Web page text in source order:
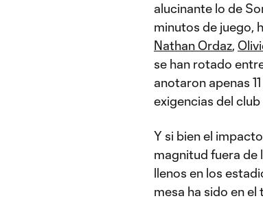
alucinante lo de
minutos de juego,
Nathan Ordaz,
se han rotado
anotaron apenas
exigencias del club
Y si bien el
magnitud fuera de
llenos en los
mesa ha sido en